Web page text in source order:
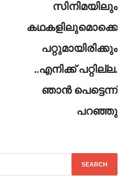
സിനിമയിലും
കഥകളിലുമൊക്കെ
പറ്റുമായിരിക്കും
..എനിക്ക് പറ്റില്ല.
ഞാൻ പെട്ടെന്ന്
പറഞ്ഞു